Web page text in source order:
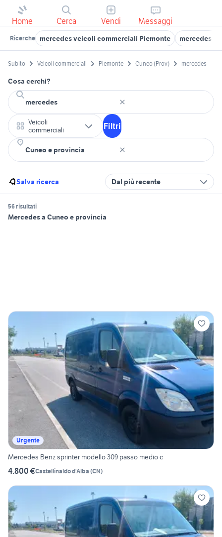
Home Cerca Vendi Messaggi
Ricerche mercedes veicoli commerciali Piemonte mercedes
Subito Veicoli commerciali Piemonte Cuneo (Prov) mercedes
Cosa cerchi?
Veicoli
commerciali
Filtri
Salva ricerca Dal più recente
56 risultati
Mercedes a Cuneo e provincia
Urgente
Mercedes Benz sprinter modello 309 passo medio c
4.800 €Castellinaldo d'Alba (CN)